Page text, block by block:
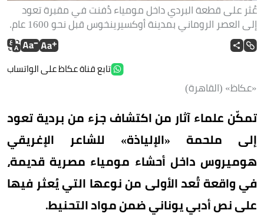
عُثر على قطعة البردي داخل مومياء دُفنت في مقبرة تعود
إلى العصر الروماني بمدينة أوكسيرينخوس قبل نحو 1600 عام.
تابع قناة عكاظ على الواتساب
«عكاظ» (القاهرة)
تمكّن علماء آثار من اكتشاف جزء من بردية تعود
إلى ملحمة «الإلياذة» للشاعر الإغريقي
هوميروس داخل أحشاء مومياء مصرية قديمة،
في واقعة تُعد الأولى من نوعها التي يُعثر فيها
على نص أدبي يوناني ضمن مواد التحنيط.